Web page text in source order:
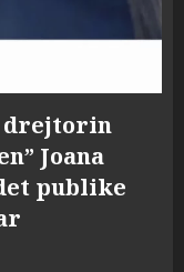
drejtorin
Joana
publike